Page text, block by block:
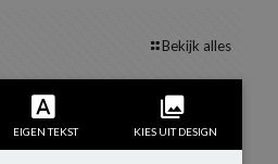
Bekijk alles
EIGEN TEKST KIES UIT DESIGN